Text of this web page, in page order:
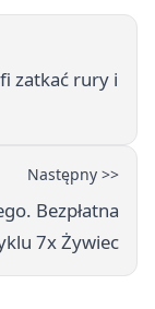
zatkać rury i
Następny >>
Bezpłatna
7x Żywiec